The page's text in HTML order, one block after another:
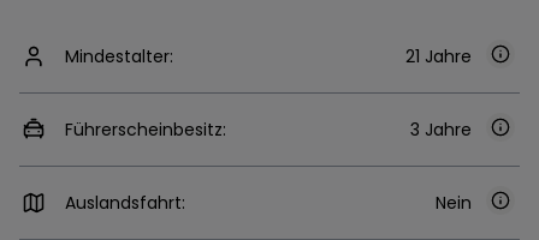
Mindestalter: 21 Jahre
Führerscheinbesitz: 3 Jahre
Auslandsfahrt: Nein